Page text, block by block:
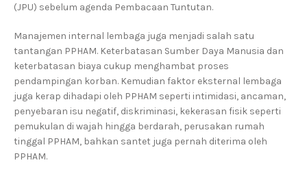
(JPU) sebelum agenda Pembacaan Tuntutan.
Manajemen internal lembaga juga menjadi salah satu
tantangan PPHAM. Keterbatasan Sumber Daya Manusia dan
keterbatasan biaya cukup menghambat proses
pendampingan korban. Kemudian faktor eksternal lembaga
juga kerap dihadapi oleh PPHAM seperti intimidasi, ancaman,
penyebaran isu negatif, diskriminasi, kekerasan fisik seperti
pemukulan di wajah hingga berdarah, perusakan rumah
tinggal PPHAM, bahkan santet juga pernah diterima oleh
PPHAM.